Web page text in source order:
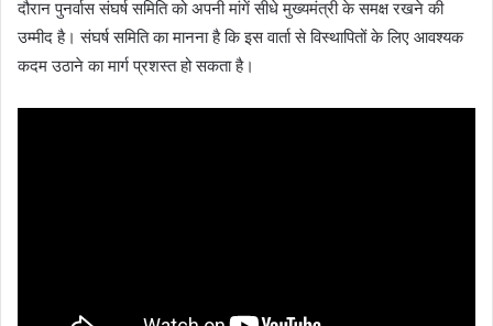
दौरान पुनर्वास संघर्ष समिति को अपनी मांगें सीधे मुख्यमंत्री के समक्ष रखने की
उम्मीद है। संघर्ष समिति का मानना है कि इस वार्ता से विस्थापितों के लिए आवश्यक
कदम उठाने का मार्ग प्रशस्त हो सकता है।